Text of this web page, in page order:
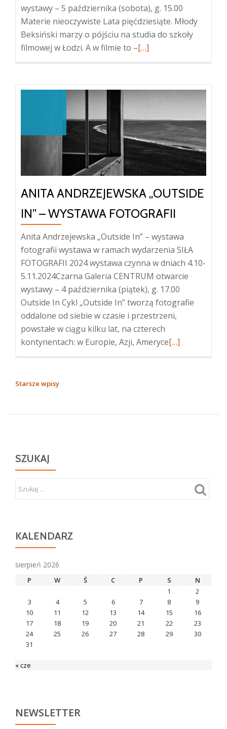
wystawy – 5 października (sobota), g. 15.00
Materie nieoczywiste Lata pięćdziesiąte. Młody
Beksiński marzy o pójściu na studia do szkoły
filmowej w Łodzi. A w filmie to –Więcej
nieoczywiste”
wystawa
fotografii
z
kolekcji
Anny
i
Dmochowskich
[…]
ANITA ANDRZEJEWSKA „OUTSIDE
IN” – WYSTAWA FOTOGRAFII
Anita Andrzejewska „Outside In” – wystawa
fotografii wystawa w ramach wydarzenia SIŁA
FOTOGRAFII 2024 wystawa czynna w dniach 4.10-
5.11.2024Czarna Galeria CENTRUM otwarcie
wystawy – 4 października (piątek), g. 17.00
Outside In Cykl „Outside In” tworzą fotografie
oddalone od siebie w czasie i przestrzeni,
powstałe w ciągu kilku lat, na czterech
kontynentach: w Europie, Azji, AmeryceWięcej
[…]
NAWIGACJA
Starsze wpisy
SZUKAJ
KALENDARZ
sierpień 2026
P W Ś C P S
N
1
2
3
4 5 6 7 8
9
10
11 12 13 14 15
16
17
18 19 20 21 22
23
24
25 26 27 28 29
30
31
« cze
NEWSLETTER